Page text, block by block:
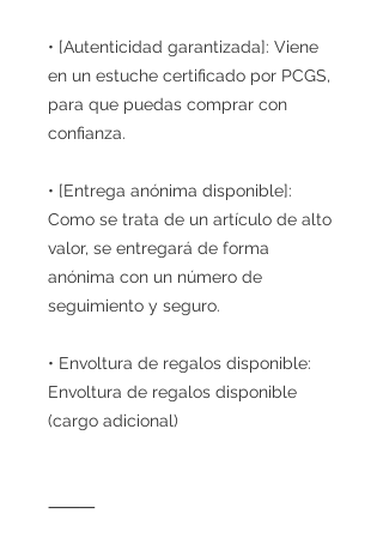
• [Autenticidad garantizada]: Viene
en un estuche certificado por PCGS,
para que puedas comprar con
confianza.
• [Entrega anónima disponible]:
Como se trata de un artículo de alto
valor, se entregará de forma
anónima con un número de
seguimiento y seguro.
• Envoltura de regalos disponible:
Envoltura de regalos disponible
(cargo adicional)
⸻